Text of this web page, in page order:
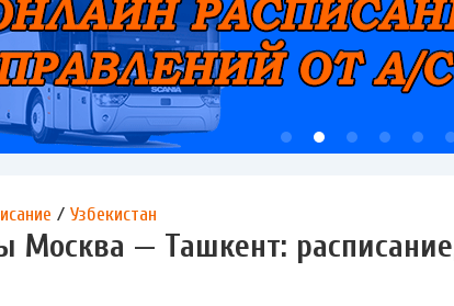
/ Узбекистан
Москва — Ташкент: